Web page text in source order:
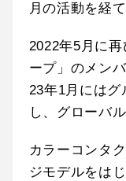
月の活動を経
2022年5月に
ープ」のメン
23年1月にはグ
し、グローバ
カラーコンタ
ジモデルをは